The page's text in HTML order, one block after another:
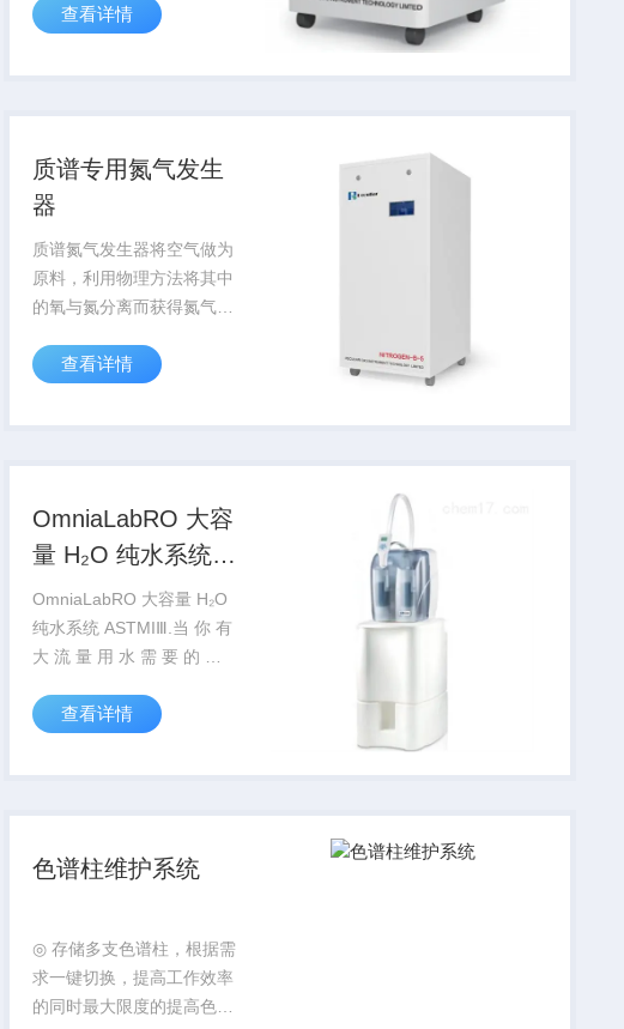
次净化，即可连续获得洁
的氮气， 氮气纯度和流量
查看详情
质谱专用氮气发生
器
质谱氮气发生器将空气做为
原料，利用物理方法将其中
的氧与氮分离而获得氮气，
分为深冷空分法、分子筛空
按照变压吸附技术设计、制
查看详情
OmniaLabRO 大容
量 H₂O 纯水系统
ASTMIⅢ.
OmniaLabRO 大容量 H₂O
纯水系统 ASTMIⅢ.当 你 有
大 流 量 用 水 需 要 的 时
足 你 的 要 求 。
查看详情
色谱柱维护系统
◎ 存储多支色谱柱，根据需
求一键切换，提高工作效率
的同时最大限度的提高色谱